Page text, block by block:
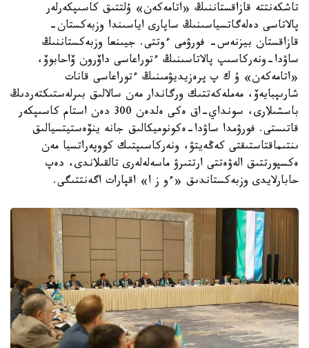
تاشكەنتتە قازاقستاننىڭ «اتامەكەن» ۇلتتىق كاسىپكەرلەر
پالاتاسى دەلەگاتسياسىنىڭ ساپارى اياسىندا وزبەكستان-
قازاقستان بيزنەس- فورۋمى ءوتتى. جيىنعا وزبەكستاننىڭ
ساۋدا-ونەركاسىپ پالاتاسىنىڭ ءتوراعاسى داۆرون ۆاحابوۆ،
«اتامەكەن» ۇ ك پ پرەزيديۋمىنىڭ ءتوراعاسى قانات
شارىپبايەۆ، مەملەكەتتىك ورگاندار مەن سالالىق بىرلەستىكتەردىڭ
باسشىلارى، سونداي-اق ەكى ەلدەن 300 دەن استام كاسىپكەر
قاتىستى. فورۋمدا ساۋدا-ەكونوميكالىق جانە ينۆەستيتسيالىق
ىنتىماقتاستىقتى كەڭەيتۋ، ونەركاسىپتىك كووپەراتسيا مەن
ەكسپورتتىق الەۋەتتى ارتتىرۋ ماسەلەلەرى تالقىلاندى، دەپ
حابارلايدى وزبەكستاندىق «ءو ز ا» اقپارات اگەنتتىگى.